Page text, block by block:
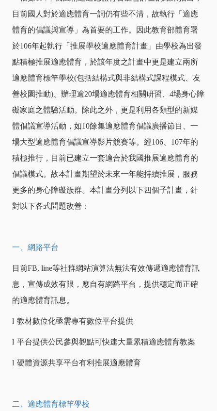
目前國人對於適應體育一詞仍有些不清，故執行「適應
體育的倡議與宣導」為首要的工作。因此教育部體育署
於106年起執行「推展學校適應體育計畫」由學校為出發
點積極推展適應體育，於該年度之計畫中更是建立兩所
適應體育標竿學校(包括結構式與非結構式課程模式、友
善校園推動) 、辦理逾20場適應體育相關研習、 4場身心障
礙家庭之體驗活動。除此之外，更是利用各類型的新媒
體倡議宣導活動，如10餘集適應體育倡議廣播節目、一
場大型適應體育倡議宣導影片競賽等。經106 107年的
積極推行，目前已建立一套適合於我國推展適應體育的
倡議模式。故本計畫期望於未來一年能持續推展，服務
更多的身心障礙族群。本計畫分列以下四個子計畫，針
對以下各式問題改善：
一、網路平台
目前FB, line等社群網站演算法無法有效傳遞適應體育訊
息，宣傳成效有限，應自有網路平台，提供穩定而正確
的適應體育訊息。
l 教材數位化亟需專有數位平台提供
l 平台提供公民參與觀點可快速大量累積適應體育教案
l 硬體資源共享平台有利推展適應體育
二、適應體育標竿學校